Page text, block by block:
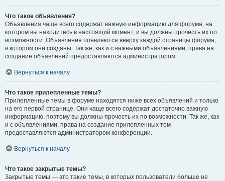
Что такое объявления?
Объявления чаще всего содержат важную информацию для форума, на
котором вы находитесь в настоящий момент, и вы должны прочесть их по
возможности. Объявления появляются вверху каждой страницы форума,
в котором они созданы. Так же, как и с важными объявлениями, права на
создание объявлений предоставляются администратором.
Вернуться к началу
Что такое прилепленные темы?
Прилепленные темы в форуме находятся ниже всех объявлений и только
на его первой странице. Они чаще всего содержат достаточно важную
информацию, поэтому вы должны прочесть их по возможности. Так же, как
и с объявлениями, права на создание прилепленных тем
предоставляются администратором конференции.
Вернуться к началу
Что такое закрытые темы?
Закрытые темы — это такие темы, в которых пользователи больше не